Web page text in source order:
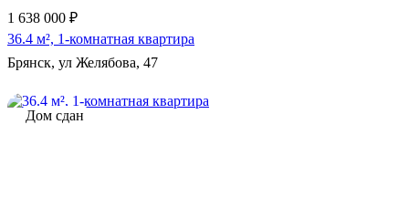
1 638 000 ₽
36.4 м², 1-комнатная квартира
Брянск, ул Желябова, 47
Дом сдан